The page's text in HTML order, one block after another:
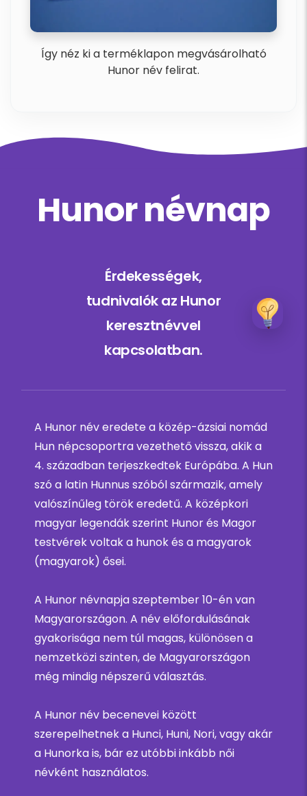
Így néz ki a terméklapon megvásárolható
Hunor név felirat.
Hunor névnap
Érdekességek,
tudnivalók az Hunor
keresztnévvel
kapcsolatban.
A Hunor név eredete a közép-ázsiai nomád
Hun népcsoportra vezethető vissza, akik a
4. században terjeszkedtek Európába. A Hun
szó a latin Hunnus szóból származik, amely
valószínűleg török eredetű. A középkori
magyar legendák szerint Hunor és Magor
testvérek voltak a hunok és a magyarok
(magyarok) ősei.
A Hunor névnapja szeptember 10-én van
Magyarországon. A név előfordulásának
gyakorisága nem túl magas, különösen a
nemzetközi szinten, de Magyarországon
még mindig népszerű választás.
A Hunor név becenevei között
szerepelhetnek a Hunci, Huni, Nori, vagy akár
a Hunorka is, bár ez utóbbi inkább női
névként használatos.